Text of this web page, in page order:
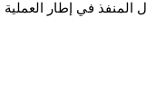
المنفذ في إطار